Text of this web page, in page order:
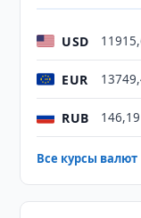
USD
EUR
RUB
Все курсы